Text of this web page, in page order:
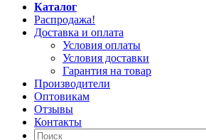
Каталог
Распродажа!
Доставка и оплата
Условия оплаты
Условия доставки
Гарантия на товар
Производители
Оптовикам
Отзывы
Контакты